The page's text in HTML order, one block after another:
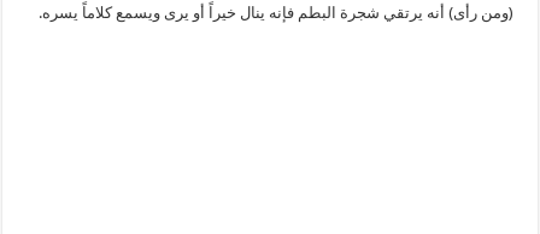
(ومن رأى) أنه يرتقي شجرة البطم فإنه ينال خيراً أو يرى ويسمع كلاماً يسره.